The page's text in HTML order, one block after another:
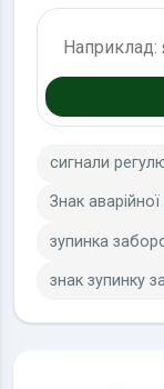
сигнали
Знак
зупинка
знак зупинку